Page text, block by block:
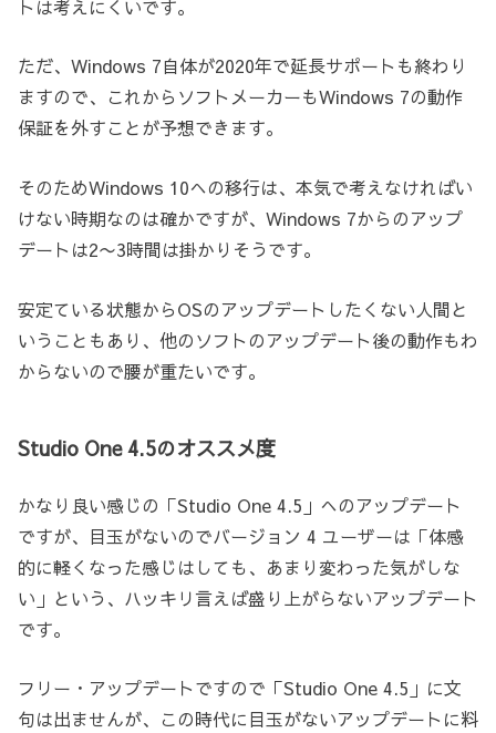
トは考えにくいです。
ただ、Windows 7自体が2020年で延長サポートも終わり
ますので、これからソフトメーカーもWindows 7の動作
保証を外すことが予想できます。
そのためWindows 10への移行は、本気で考えなければい
けない時期なのは確かですが、Windows 7からのアップ
デートは2〜3時間は掛かりそうです。
安定ている状態からOSのアップデートしたくない人間と
いうこともあり、他のソフトのアップデート後の動作もわ
からないので腰が重たいです。
Studio One 4.5のオススメ度
かなり良い感じの「Studio One 4.5」へのアップデート
ですが、目玉がないのでバージョン 4 ユーザーは「体感
的に軽くなった感じはしても、あまり変わった気がしな
い」という、ハッキリ言えば盛り上がらないアップデート
です。
フリー・アップデートですので「Studio One 4.5」に文
句は出ませんが、この時代に目玉がないアップデートに料